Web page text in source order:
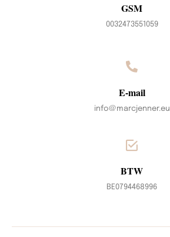
GSM
0032473551059
E-mail
info@marcjenner.eu
BTW
BE0794468996